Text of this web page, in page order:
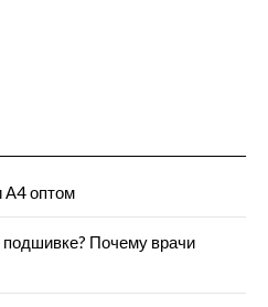
А4 оптом
подшивке? Почему врачи